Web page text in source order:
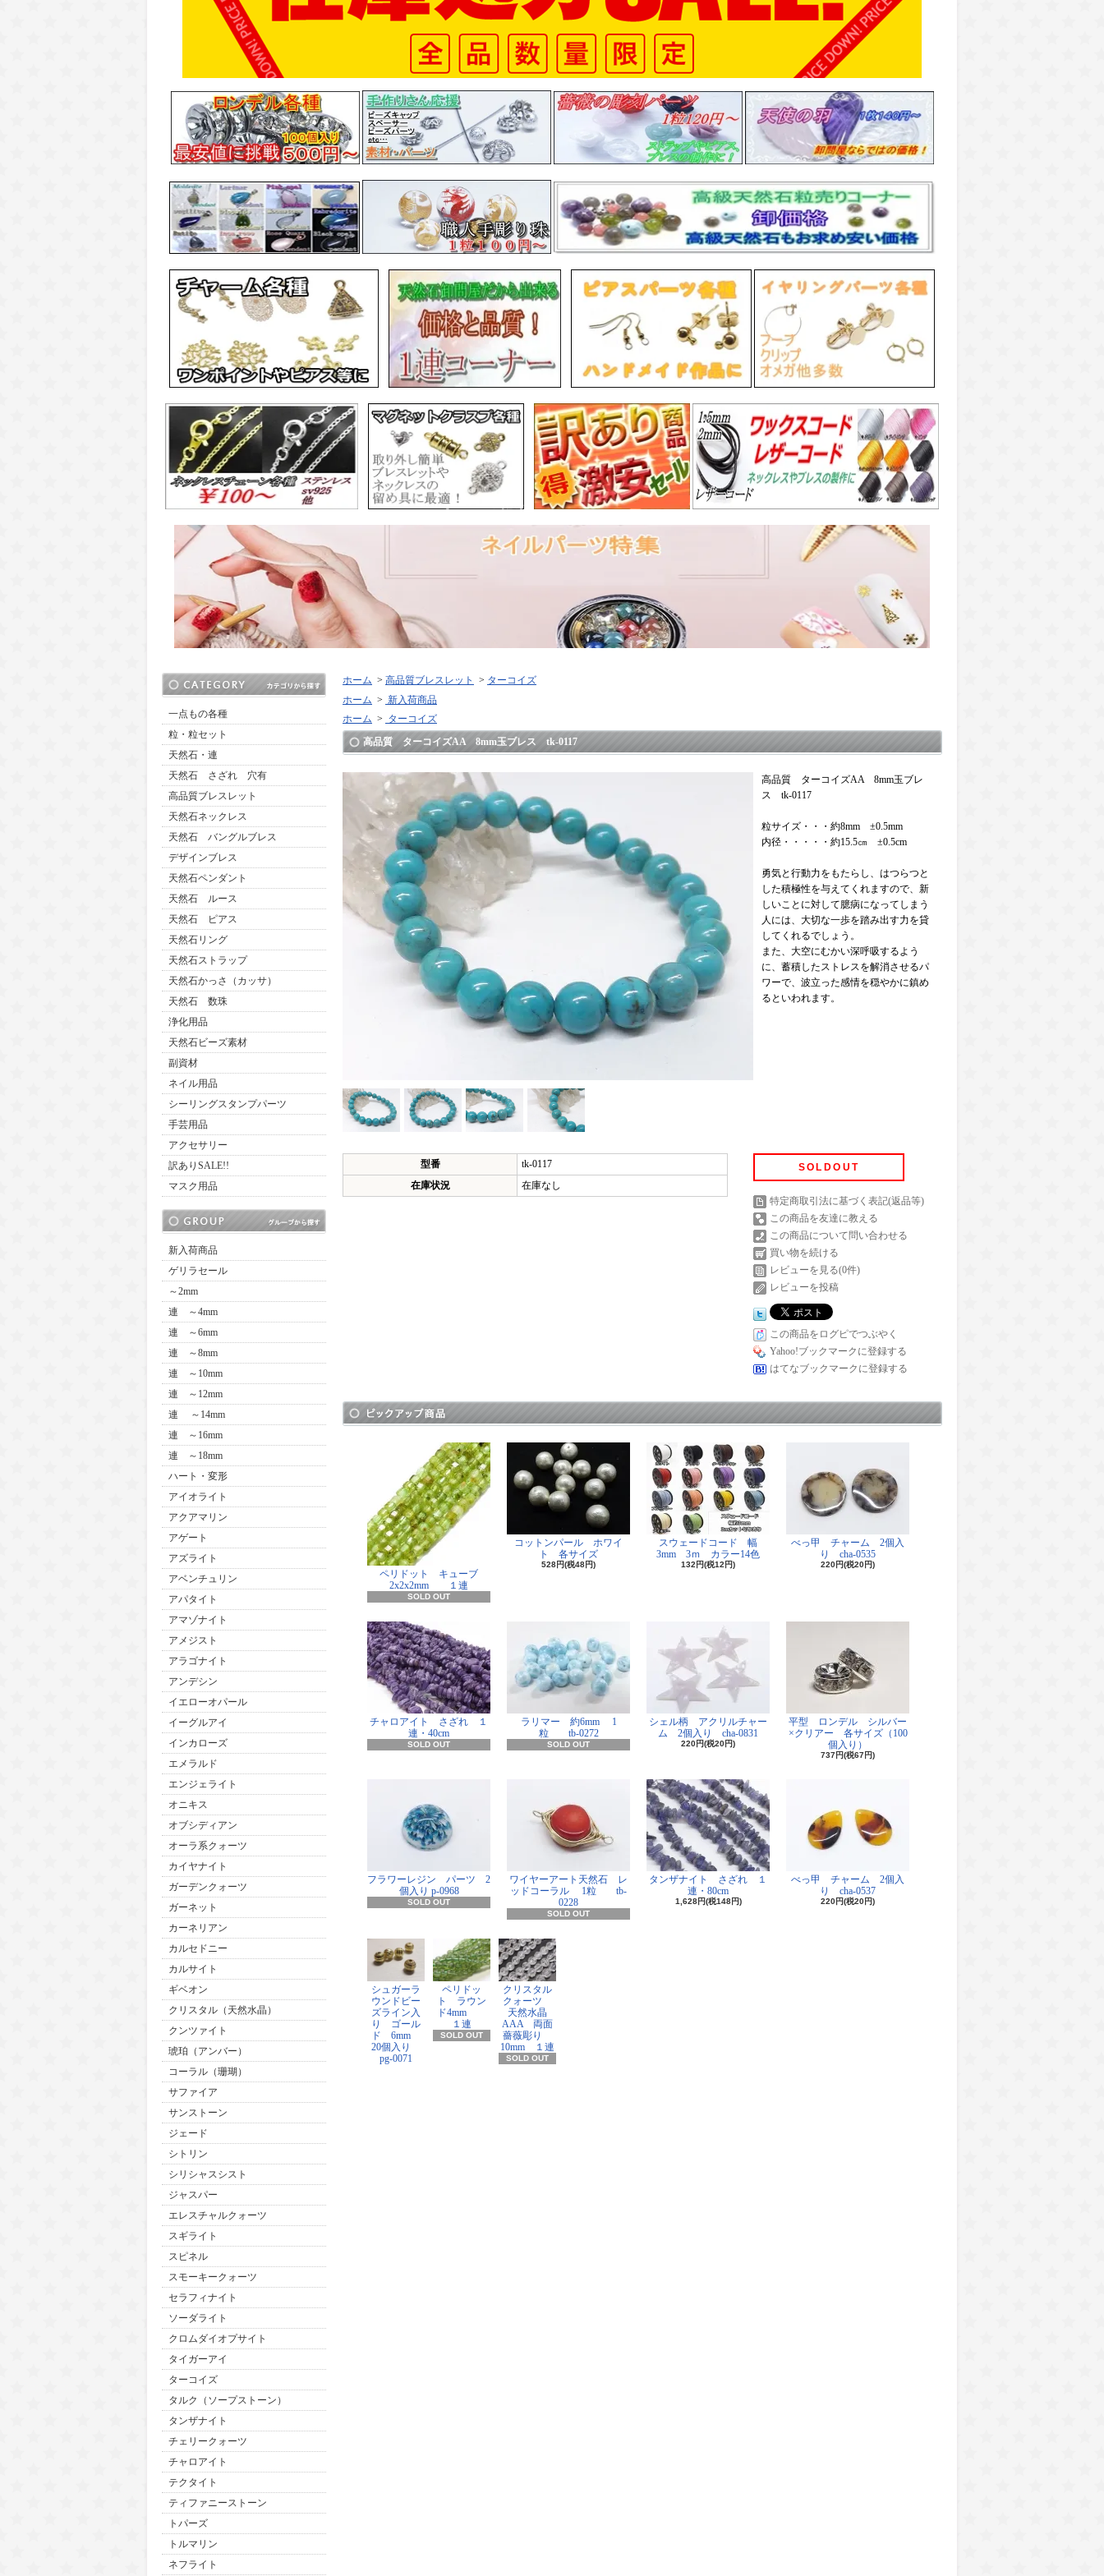
一点もの各種
粒・粒セット
天然石・連
天然石 さざれ 穴有
高品質ブレスレット
天然石ネックレス
天然石 バングルブレス
デザインブレス
天然石ペンダント
天然石 ルース
天然石 ピアス
天然石リング
天然石ストラップ
天然石かっさ（カッサ）
天然石 数珠
浄化用品
天然石ビーズ素材
副資材
ネイル用品
シーリングスタンプパーツ
手芸用品
アクセサリー
訳ありSALE!!
マスク用品
新入荷商品
ゲリラセール
～2mm
連 ～4mm
連 ～6mm
連 ～8mm
連 ～10mm
連 ～12mm
連 ～14mm
連 ～16mm
連 ～18mm
ハート・変形
アイオライト
アクアマリン
アゲート
アズライト
アベンチュリン
アパタイト
アマゾナイト
アメジスト
アラゴナイト
アンデシン
イエローオパール
イーグルアイ
インカローズ
エメラルド
エンジェライト
オニキス
オブシディアン
オーラ系クォーツ
カイヤナイト
ガーデンクォーツ
ガーネット
カーネリアン
カルセドニー
カルサイト
ギベオン
クリスタル（天然水晶）
クンツァイト
琥珀（アンバー）
コーラル（珊瑚）
サファイア
サンストーン
ジェード
シトリン
シリシャスシスト
ジャスパー
エレスチャルクォーツ
スギライト
スピネル
スモーキークォーツ
セラフィナイト
ソーダライト
クロムダイオプサイト
タイガーアイ
ターコイズ
タルク（ソープストーン）
タンザナイト
チェリークォーツ
チャロアイト
テクタイト
ティファニーストーン
トパーズ
トルマリン
ネフライト
ホーム > 高品質ブレスレット > ターコイズ
ホーム > 新入荷商品
ホーム > ターコイズ
高品質 ターコイズAA 8mm玉ブレス tk-0117
高品質 ターコイズAA 8mm玉ブレ
ス tk-0117
粒サイズ・・・約8mm ±0.5mm
内径・・・・・約15.5㎝ ±0.5cm
勇気と行動力をもたらし、はつらつと
した積極性を与えてくれますので、新
しいことに対して臆病になってしまう
人には、大切な一歩を踏み出す力を貸
してくれるでしょう。
また、大空にむかい深呼吸するよう
に、蓄積したストレスを解消させるパ
ワーで、波立った感情を穏やかに鎮め
るといわれます。
型番
tk-0117
在庫状況
在庫なし
SOLDOUT
特定商取引法に基づく表記(返品等)
この商品を友達に教える
この商品について問い合わせる
買い物を続ける
レビューを見る(0件)
レビューを投稿
この商品をログピでつぶやく
Yahoo!ブックマークに登録する
はてなブックマークに登録する
ペリドット キューブ
2x2x2mm １連
SOLD OUT
コットンパール ホワイ
ト 各サイズ
528円(税48円)
スウェードコード 幅
3mm 3ｍ カラー14色
132円(税12円)
べっ甲 チャーム 2個入
り cha-0535
220円(税20円)
チャロアイト さざれ １
連・40cm
SOLD OUT
ラリマー 約6mm 1
粒 tb-0272
SOLD OUT
シェル柄 アクリルチャー
ム 2個入り cha-0831
220円(税20円)
平型 ロンデル シルバー
×クリアー 各サイズ（100
個入り）
737円(税67円)
フラワーレジン パーツ 2
個入り p-0968
SOLD OUT
ワイヤーアート天然石 レ
ッドコーラル 1粒 tb-
0228
SOLD OUT
タンザナイト さざれ １
連・80cm
1,628円(税148円)
べっ甲 チャーム 2個入
り cha-0537
220円(税20円)
シュガーラ
ウンドビー
ズライン入
り ゴール
ド 6mm
20個入り
pg-0071
ペリドッ
ト ラウン
ド4mm
１連
SOLD OUT
クリスタル
クォーツ
天然水晶
AAA 両面
薔薇彫り
10mm １連
SOLD OUT